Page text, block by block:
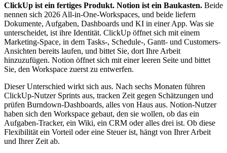
ClickUp ist ein fertiges Produkt. Notion ist ein Baukasten. Beide
nennen sich 2026 All-in-One-Workspaces, und beide liefern
Dokumente, Aufgaben, Dashboards und KI in einer App. Was sie
unterscheidet, ist ihre Identität. ClickUp öffnet sich mit einem
Marketing-Space, in dem Tasks-, Schedule-, Gantt- und Customers-
Ansichten bereits laufen, und bittet Sie, dort Ihre Arbeit
hinzuzufügen. Notion öffnet sich mit einer leeren Seite und bittet
Sie, den Workspace zuerst zu entwerfen.
Dieser Unterschied wirkt sich aus. Nach sechs Monaten führen
ClickUp-Nutzer Sprints aus, tracken Zeit gegen Schätzungen und
prüfen Burndown-Dashboards, alles von Haus aus. Notion-Nutzer
haben sich den Workspace gebaut, den sie wollen, ob das ein
Aufgaben-Tracker, ein Wiki, ein CRM oder alles drei ist. Ob diese
Flexibilität ein Vorteil oder eine Steuer ist, hängt von Ihrer Arbeit
und Ihrer Zeit ab.